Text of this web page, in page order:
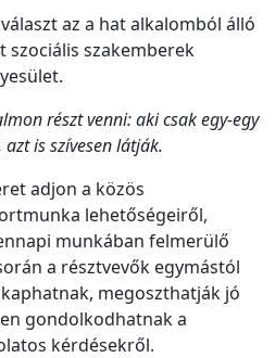
az a hat alkalomból álló
szociális szakemberek
részt venni: aki csak egy-egy
is szívesen látják.
adjon a közös
lehetőségeiről,
munkában felmerülő
a résztvevők egymástól
megoszthatják jó
gondolkodhatnak a
kérdésekről.